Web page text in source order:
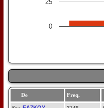
0
25
De Freq.